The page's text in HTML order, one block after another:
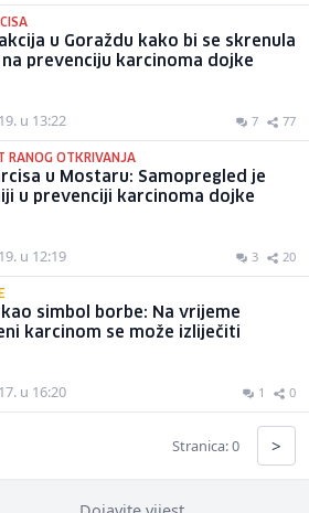
u Goraždu kako bi se skrenula
na prevenciju karcinoma dojke
u 13:22 7 77
RANOG OTKRIVANJA
u Mostaru: Samopregled je
u prevenciji karcinoma dojke
u 12:19 3 20
kao simbol borbe: Na vrijeme
karcinom se može izliječiti
u 16:20 1 0
Stranica: 0 >